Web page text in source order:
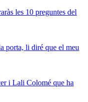
les 10 preguntes del
porta, li diré que el meu
i Lali Colomé que ha